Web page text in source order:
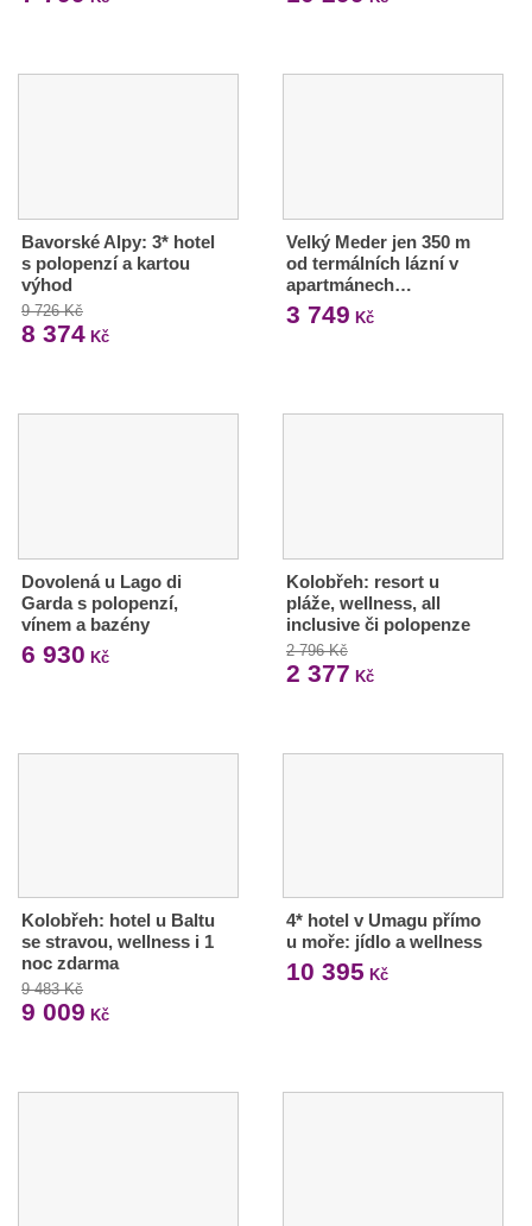
Bavorské Alpy: 3* hotel
s polopenzí a kartou
výhod
9 726 Kč
8 374 Kč
Velký Meder jen 350 m
od termálních lázní v
apartmánech…
3 749 Kč
Dovolená u Lago di
Garda s polopenzí,
vínem a bazény
6 930 Kč
Kolobřeh: resort u
pláže, wellness, all
inclusive či polopenze
2 796 Kč
2 377 Kč
Kolobřeh: hotel u Baltu
se stravou, wellness i 1
noc zdarma
9 483 Kč
9 009 Kč
4* hotel v Umagu přímo
u moře: jídlo a wellness
10 395 Kč